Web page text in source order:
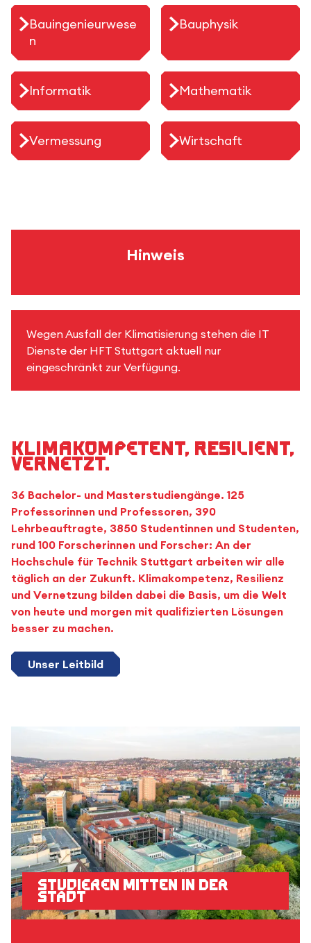
Bauingenieurwese
n
Bauphysik
Informatik Mathematik
Vermessung Wirtschaft
Hinweis
Wegen Ausfall der Klimatisierung stehen die IT
Dienste der HFT Stuttgart aktuell nur
eingeschränkt zur Verfügung.
Klimakompetent, resilient,
vernetzt.
36 Bachelor- und Masterstudiengänge. 125
Professorinnen und Professoren, 390
Lehrbeauftragte, 3850 Studentinnen und Studenten,
rund 100 Forscherinnen und Forscher: An der
Hochschule für Technik Stuttgart arbeiten wir alle
täglich an der Zukunft. Klimakompetenz, Resilienz
und Vernetzung bilden dabei die Basis, um die Welt
von heute und morgen mit qualifizierten Lösungen
besser zu machen.
Unser Leitbild
Studieren mitten in der
Stadt